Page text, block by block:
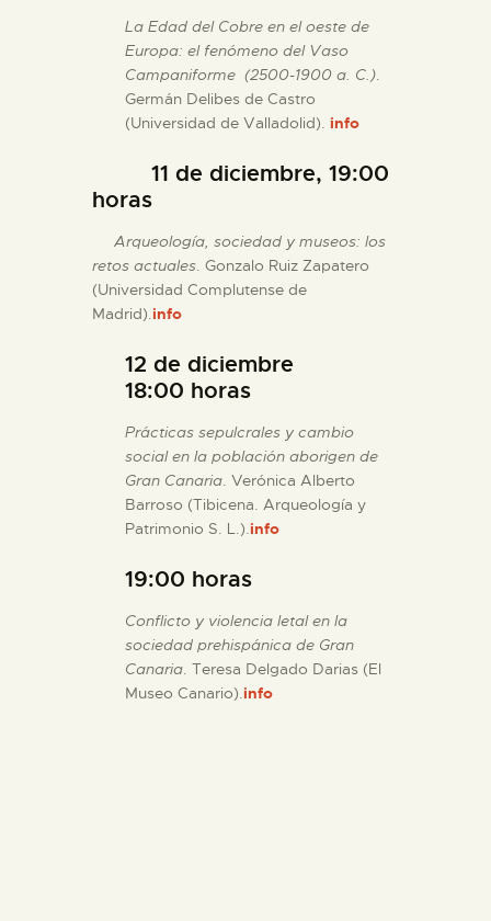
La Edad del Cobre en el oeste de
Europa: el fenómeno del Vaso
Campaniforme (2500-1900 a. C.).
Germán Delibes de Castro
(Universidad de Valladolid). info
11 de diciembre, 19:00
horas
Arqueología, sociedad y museos: los
retos actuales. Gonzalo Ruiz Zapatero
(Universidad Complutense de
Madrid).info
12 de diciembre
18:00 horas
Prácticas sepulcrales y cambio
social en la población aborigen de
Gran Canaria. Verónica Alberto
Barroso (Tibicena. Arqueología y
Patrimonio S. L.).info
19:00 horas
Conflicto y violencia letal en la
sociedad prehispánica de Gran
Canaria. Teresa Delgado Darias (El
Museo Canario).info